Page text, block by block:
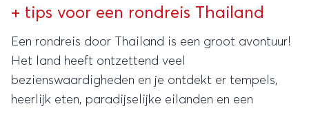
+ tips voor een rondreis Thailand
Een rondreis door Thailand is een groot avontuur!
Het land heeft ontzettend veel
bezienswaardigheden en je ontdekt er tempels,
heerlijk eten, paradijselijke eilanden en een